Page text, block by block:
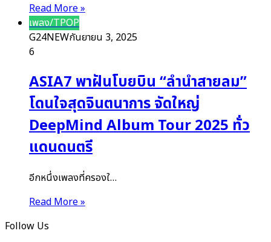
Read More »
เพลง/TPOP
G24NEWกันยายน 3, 2025
6
ASIA7 พาฝันโบยบิน “ลำนำสายลม”
โดนใจสุดจินตนาการ จัดใหญ่
DeepMind Album Tour 2025 ทั่ว
แดนดนตรี
อีกหนึ่งเพลงที่ครองใ…
Read More »
Follow Us